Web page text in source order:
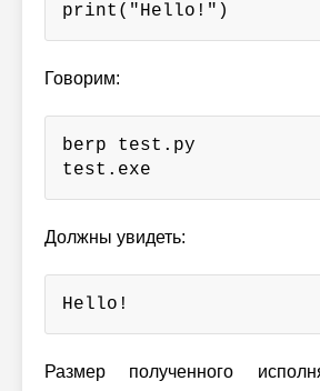
print("Hello!")
Говорим:
berp test.py
test.exe
Должны увидеть:
Hello!
Размер полученного